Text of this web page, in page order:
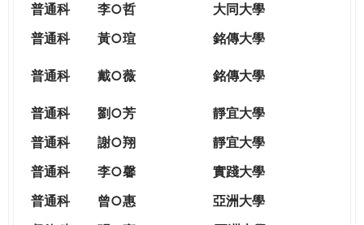
普通科
李○哲
大同大學
普通科
黃○瑄 銘傳大學
普通科 戴○薇 銘傳大學
普通科 劉○芳
靜宜大學
普通科
謝○翔
靜宜大學
普通科
李○馨
實踐大學
普通科
曾○惠
亞洲大學